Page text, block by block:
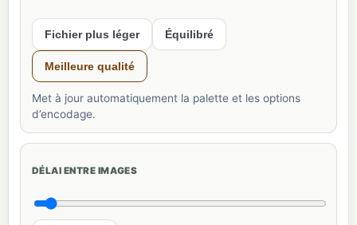
Fichier plus léger Équilibré
Meilleure qualité
Met à jour automatiquement la palette et les options
d’encodage.
DÉLAI ENTRE IMAGES